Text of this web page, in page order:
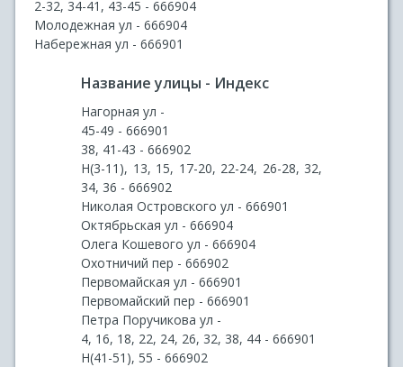
2-32, 34-41, 43-45 - 666904
Молодежная ул - 666904
Набережная ул - 666901
Название улицы - Индекс
Нагорная ул -
45-49 - 666901
38, 41-43 - 666902
Н(3-11), 13, 15, 17-20, 22-24, 26-28, 32,
34, 36 - 666902
Николая Островского ул - 666901
Октябрьская ул - 666904
Олега Кошевого ул - 666904
Охотничий пер - 666902
Первомайская ул - 666901
Первомайский пер - 666901
Петра Поручикова ул -
4, 16, 18, 22, 24, 26, 32, 38, 44 - 666901
Н(41-51), 55 - 666902